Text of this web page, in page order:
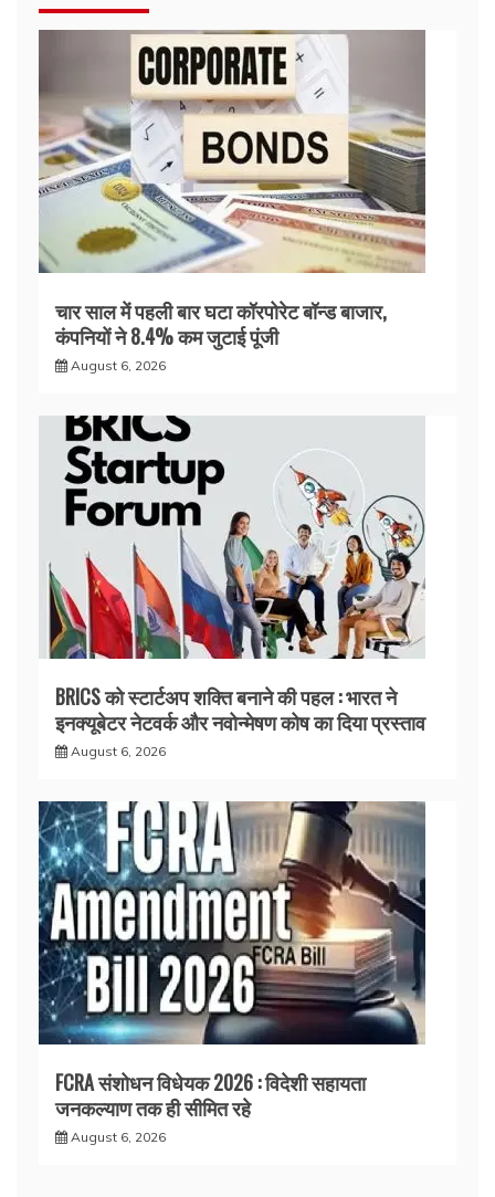
चार साल में पहली बार घटा कॉरपोरेट बॉन्ड बाजार,
कंपनियों ने 8.4% कम जुटाई पूंजी
August 6, 2026
BRICS को स्टार्टअप शक्ति बनाने की पहल : भारत ने
इनक्यूबेटर नेटवर्क और नवोन्मेषण कोष का दिया प्रस्ताव
August 6, 2026
FCRA संशोधन विधेयक 2026 : विदेशी सहायता
जनकल्याण तक ही सीमित रहे
August 6, 2026